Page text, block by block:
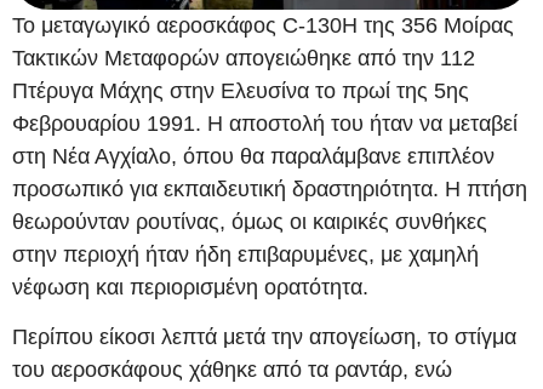
Το μεταγωγικό αεροσκάφος C‑130H της 356 Μοίρας
Τακτικών Μεταφορών απογειώθηκε από την 112
Πτέρυγα Μάχης στην Ελευσίνα το πρωί της 5ης
Φεβρουαρίου 1991. Η αποστολή του ήταν να μεταβεί
στη Νέα Αγχίαλο, όπου θα παραλάμβανε επιπλέον
προσωπικό για εκπαιδευτική δραστηριότητα. Η πτήση
θεωρούνταν ρουτίνας, όμως οι καιρικές συνθήκες
στην περιοχή ήταν ήδη επιβαρυμένες, με χαμηλή
νέφωση και περιορισμένη ορατότητα.
Περίπου είκοσι λεπτά μετά την απογείωση, το στίγμα
του αεροσκάφους χάθηκε από τα ραντάρ, ενώ